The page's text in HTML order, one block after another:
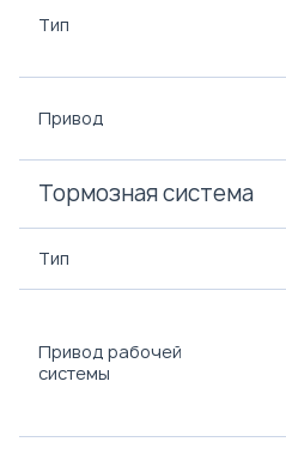
Тип
Привод
Тормозная система
Тип
Привод рабочей
системы